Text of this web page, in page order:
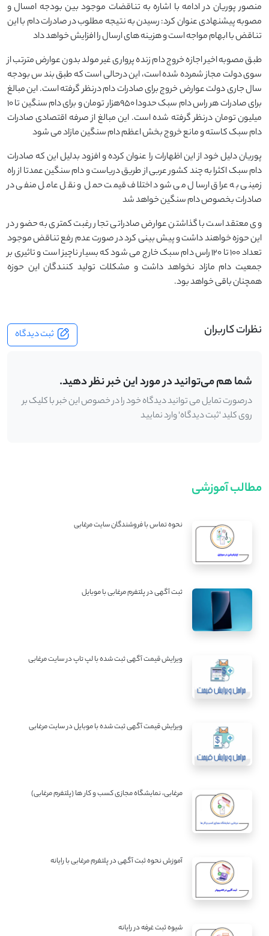
منصور پوریان در ادامه با اشاره به تناقضات موجود بین بودجه امسال و
مصوبه پیشنهادی عنوان کرد: رسیدن به نتیجه مطلوب در صادرات دام با این
تناقض با ابهام مواجه است و هزینه های ارسال را افزایش خواهد داد
طبق مصوبه اخیر اجازه خروج دام زنده پرواری غیر مولد بدون عوارض مترتب از
سوی دولت مجاز شمرده شده است، این درحالی است که طبق بند س بودجه
سال جاری دولت عوارض خروج برای صادرات دام درنظر گرفته است. این مبالغ
برای صادرات هر راس دام سبک حدودا ۹۵۰هزار تومان و برای دام سنگین تا ۱۰
میلیون تومان درنظر گرفته شده است. این مبالغ از صرفه اقتصادی صادرات
دام سبک کاسته و مانع خروج بخش اعظم دام سنگین مازاد می شود
پوریان دلیل خود از این اظهارات را عنوان کرده و افزود بدلیل این که صادرات
دام سبک اکثرا به چند کشور عربی از طریق دریاست و دام سنگین عمدتا از راه
زمینی به عراق ارسال می شود اختلاف قیمت حمل و نقل عامل منفی در
صادرات بخصوص دام سنگین خواهد شد
وی معتقد است با گذاشتن عوارض صادراتی تجار رغبت کمتری به حضور در
این حوزه خواهند داشت و پیش بینی کرد در صورت عدم رفع تناقض موجود
تعداد ۱۰۰ تا ۱۲۰ راس دام سبک خارج می شود که بسیار ناچیز است و تاثیری بر
جمعیت دام مازاد نخواهد داشت و مشکلات تولید کنندگان این حوزه
همچنان باقی خواهد بود.
نظرات کاربران ثبت دیدگاه
شما هم می‌توانید در مورد این خبر نظر دهید.
درصورت تمایل می توانید دیدگاه خود را در خصوص این خبر با کلیک بر
روی کلید 'ثبت دیدگاه' وارد نمایید
مطالب آموزشی
نحوه تماس با فروشندگان سایت مرغابی
ثبت آگهی در پلتفرم مرغابی با موبایل
ویرایش قیمت آگهی ثبت شده با لپ تاپ در سایت مرغابی
ویرایش قیمت آگهی ثبت شده با موبایل در سایت مرغابی
مرغابی، نمایشگاه مجازی کسب و کار ها (پلتفرم مرغابی)
آموزش نحوه ثبت آگهی در پلتفرم مرغابی با رایانه
شیوه ثبت غرفه در رایانه